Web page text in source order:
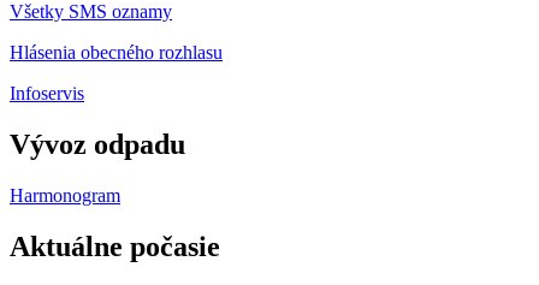
Všetky SMS oznamy
Hlásenia obecného rozhlasu
Infoservis
Vývoz odpadu
Harmonogram
Aktuálne počasie